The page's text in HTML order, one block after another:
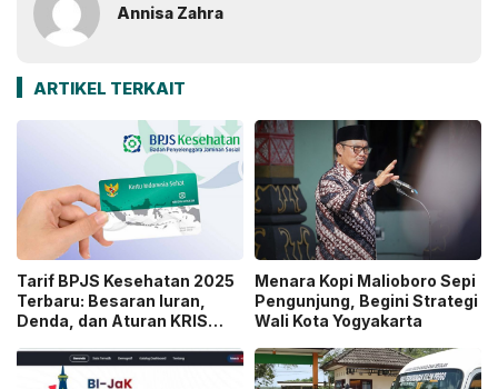
Annisa Zahra
ARTIKEL TERKAIT
Tarif BPJS Kesehatan 2025
Terbaru: Besaran Iuran,
Denda, dan Aturan KRIS
Menara Kopi Malioboro Sepi
Pengunjung, Begini Strategi
Wali Kota Yogyakarta